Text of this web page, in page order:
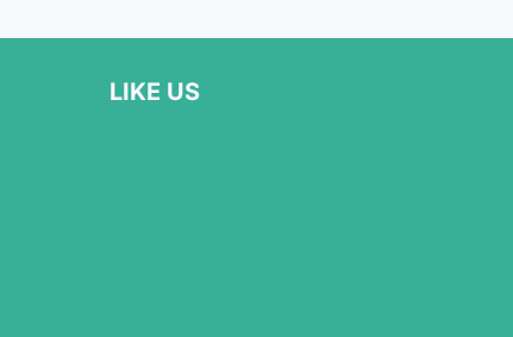
LIKE US